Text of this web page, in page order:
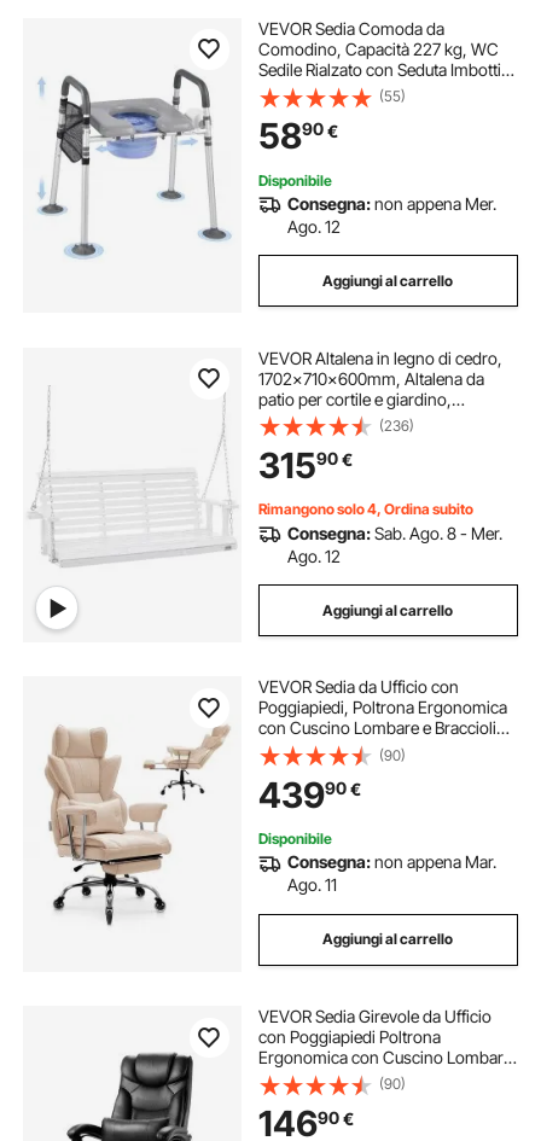
VEVOR Sedia Comoda da
Comodino, Capacità 227 kg, WC
Sedile Rialzato con Seduta Imbottita
e Braccioli, Secchio Staccabile 5 L,
Altezza e Larghezza Regolabili
Sedia da Vasino per Anziani
(55)
5890€
Disponibile
Consegna:non appena Mer.
Ago. 12
Aggiungi al carrello
VEVOR Altalena in legno di cedro,
1702x710x600mm, Altalena da
patio per cortile e giardino,
Capacità carico circa 400 kg, con
Panca sedia a dondolo catene
sospese per uso esterno, bianca
(236)
31590€
Rimangono solo 4, Ordina subito
Consegna:Sab. Ago. 8 - Mer.
Ago. 12
Aggiungi al carrello
VEVOR Sedia da Ufficio con
Poggiapiedi, Poltrona Ergonomica
con Cuscino Lombare e Braccioli
Rimovibili, Sedile Girevole da Ufficio
in Pelle PU Sedia Portata max.
181,44 kg, Ufficio, Studio, Marrone
(90)
43990€
Disponibile
Consegna:non appena Mar.
Ago. 11
Aggiungi al carrello
VEVOR Sedia Girevole da Ufficio
con Poggiapiedi Poltrona
Ergonomica con Cuscino Lombare,
Sedile da Ufficio in Pelle PU Carico
max. 136,08 kg, Altezza Regolabile,
Reclinabile per Ufficio Studio
(90)
14690€